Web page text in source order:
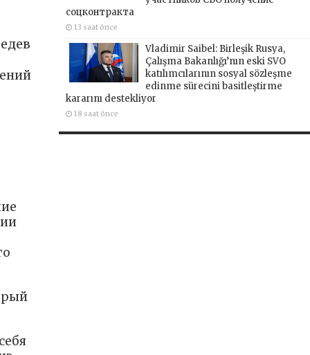
соцконтракта
13 saat önce
Vladimir Saibel: Birleşik Rusya,
Çalışma Bakanlığı’nın eski SVO
katılımcılarının sosyal sözleşme
edinme sürecini basitleştirme
kararını destekliyor
18 saat önce